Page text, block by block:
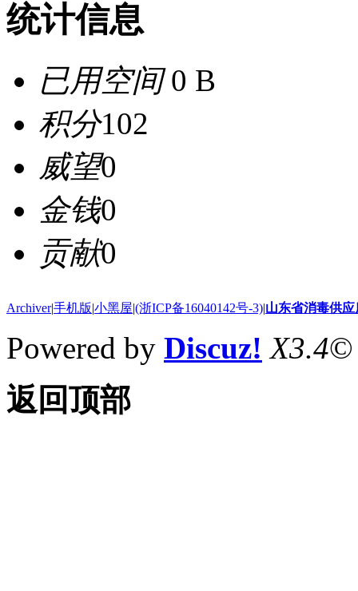
统计信息
已用空间0 B
积分102
威望0
金钱0
贡献0
Archiver|手机版|小黑屋|(浙ICP备16040142号-3)|山东省消毒供
Powered by Discuz! X3.4©
返回顶部